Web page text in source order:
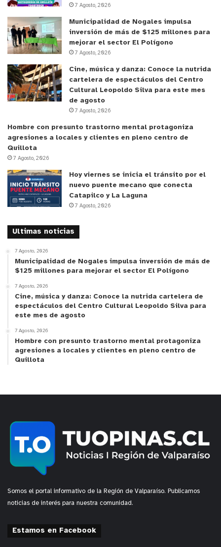
dejar de lado un poco la tristeza que generan los
siniestros viales y lamentablemente los fallecidos
y pedirle a la gente que se una a un mensaje
preventivo y empático, empático no sólo con la
comparten las vías diariamente junto a nosotros.
Entender que la siniestralidad vial tiene factores
que son totalmente evitables, es un paso adelante
en la construcción de sociedades más tolerantes.
Entender que quién bebe o consume drogas no
conduce y tampoco lo hace a exceso de velocidad
nihablando por celular
En2023más de 148 mil
clientes de Chilquinta se
han visto afectados porinterrupciones de servicio
inconvenientes para los vecinos y vecinas de los
del suministro eléctrico, además de trabajos
ligados con el retiro yreemplazo de los postes
destruidos. Asimismo, pueden involucrar a clientes
críticos, como electrodependientes, hospitales y
centros asistenciales.
habitual en esta época,nuestra Compañía refuerza
tanto el contingente de personal en terreno como
los canales de atención, con el fin de mantener la
y tú, ¿qué opinas?
7 Agosto, 2026
Municipalidad de Nogales impulsa
inversión de más de $125 millones para
mejorar el sector El Polígono
7 Agosto, 2026
Cine, música y danza: Conoce la nutrida
cartelera de espectáculos del Centro
Cultural Leopoldo Silva para este mes
de agosto
7 Agosto, 2026
Hombre con presunto trastorno mental protagoniza
agresiones a locales y clientes en pleno centro de
Quillota
7 Agosto, 2026
Hoy viernes se inicia el tránsito por el
nuevo puente mecano que conecta
Catapilco y La Laguna
7 Agosto, 2026
Ultimas noticias
7 Agosto, 2026
Municipalidad de Nogales impulsa inversión de más de
$125 millones para mejorar el sector El Polígono
7 Agosto, 2026
Cine, música y danza: Conoce la nutrida cartelera de
espectáculos del Centro Cultural Leopoldo Silva para
este mes de agosto
7 Agosto, 2026
Hombre con presunto trastorno mental protagoniza
agresiones a locales y clientes en pleno centro de
Quillota
Somos el portal informativo de la Región de Valparaíso. Publicamos
noticias de interés para nuestra comunidad.
Estamos en Facebook